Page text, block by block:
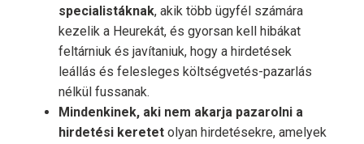
specialistáknak, akik több ügyfél számára
kezelik a Heurekát, és gyorsan kell hibákat
feltárniuk és javítaniuk, hogy a hirdetések
leállás és felesleges költségvetés-pazarlás
nélkül fussanak.
Mindenkinek, aki nem akarja pazarolni a
hirdetési keretet olyan hirdetésekre, amelyek